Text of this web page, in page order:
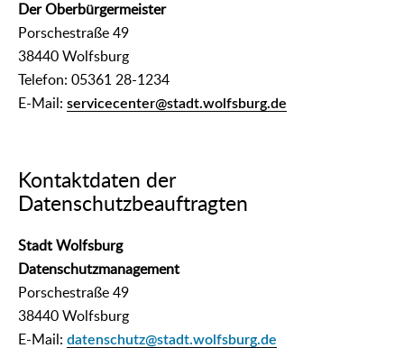
Der Oberbürgermeister
Porschestraße 49
38440 Wolfsburg
Telefon: 05361 28-1234
E-Mail: servicecenter@stadt.wolfsburg.de
Kontaktdaten der
Datenschutzbeauftragten
Stadt Wolfsburg
Datenschutzmanagement
Porschestraße 49
38440 Wolfsburg
E-Mail: datenschutz@stadt.wolfsburg.de